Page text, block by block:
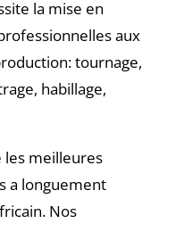
la mise en
aux
tournage,
habillage,
les meilleures
a longuement
Nos